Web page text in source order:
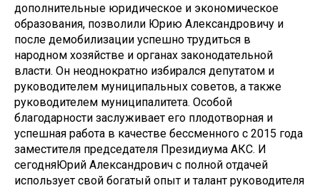
дополнительные юридическое и экономическое
образования, позволили Юрию Александровичу и
после демобилизации успешно трудиться в
народном хозяйстве и органах законодательной
власти. Он неоднократно избирался депутатом и
руководителем муниципальных советов, а также
руководителем муниципалитета. Особой
благодарности заслуживает его плодотворная и
успешная работа в качестве бессменного с 2015 года
заместителя председателя Президиума АКС. И
сегодняЮрий Александрович с полной отдачей
использует свой богатый опыт и талант руководителя